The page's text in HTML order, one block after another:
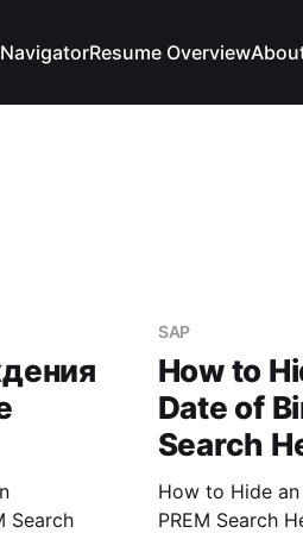
Resume Overview
Search
SAP
How to
Date of
Search
How to Hide
PREM Search